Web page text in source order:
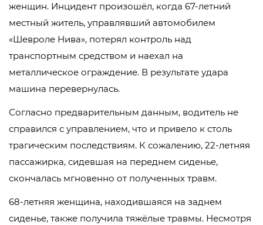
женщин. Инцидент произошёл, когда 67-летний
местный житель, управлявший автомобилем
«Шевроле Нива», потерял контроль над
транспортным средством и наехал на
металлическое ограждение. В результате удара
машина перевернулась.
Согласно предварительным данным, водитель не
справился с управлением, что и привело к столь
трагическим последствиям. К сожалению, 22-летняя
пассажирка, сидевшая на переднем сиденье,
скончалась мгновенно от полученных травм.
68-летняя женщина, находившаяся на заднем
сиденье, также получила тяжёлые травмы. Несмотря